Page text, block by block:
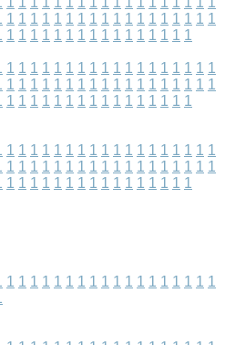
1 1 1 1 1 1 1 1 1 1 1 1 1 1 1 1 1 1
1 1 1 1 1 1 1 1 1 1 1 1 1 1 1 1
1 1 1 1 1 1 1 1 1 1 1 1 1 1 1 1 1 1
1 1 1 1 1 1 1 1 1 1 1 1 1 1 1 1 1 1
1 1 1 1 1 1 1 1 1 1 1 1 1 1 1 1
1 1 1 1 1 1 1 1 1 1 1 1 1 1 1 1 1 1
1 1 1 1 1 1 1 1 1 1 1 1 1 1 1 1 1 1
1 1 1 1 1 1 1 1 1 1 1 1 1 1 1 1
1 1 1 1 1 1 1 1 1 1 1 1 1 1 1 1 1 1